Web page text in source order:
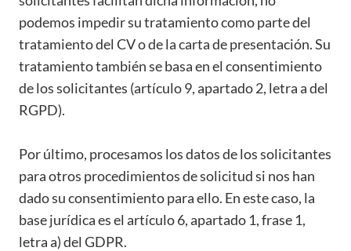
podemos impedir su tratamiento como parte del
tratamiento del CV o de la carta de presentación. Su
tratamiento también se basa en el consentimiento
de los solicitantes (artículo 9, apartado 2, letra a del
RGPD).
Por último, procesamos los datos de los solicitantes
para otros procedimientos de solicitud si nos han
dado su consentimiento para ello. En este caso, la
base jurídica es el artículo 6, apartado 1, frase 1,
letra a) del GDPR.